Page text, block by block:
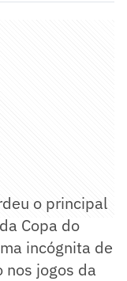
o principal
Copa do
incógnita de
jogos da